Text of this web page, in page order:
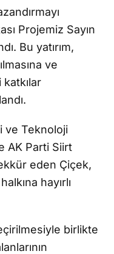
Projemiz Sayın
Bu yatırım,
ve
ve Teknoloji
AK Parti Siirt
eden Çiçek,
hayırlı
birlikte